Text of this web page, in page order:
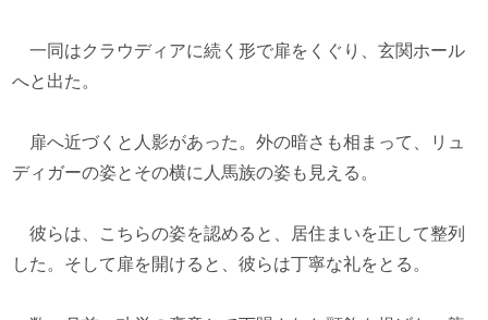
一同はクラウディアに続く形で扉をくぐり、玄関ホール
へと出た。
扉へ近づくと人影があった。外の暗さも相まって、リュ
ディガーの姿とその横に人馬族の姿も見える。
彼らは、こちらの姿を認めると、居住まいを正して整列
した。そして扉を開けると、彼らは丁寧な礼をとる。